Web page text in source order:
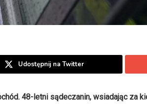
Udostępnij na Twitter
48-letni sądeczanin, wsiadając za